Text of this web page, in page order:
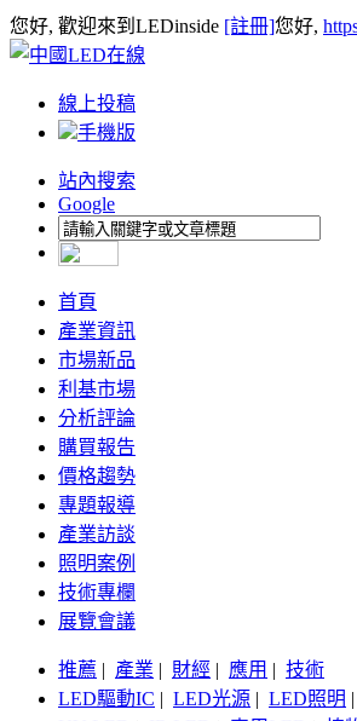
您好, 歡迎來到LEDinside [註冊]您好,
線上投稿
手機版
站內搜索
Google
首頁
產業資訊
市場新品
利基市場
分析評論
購買報告
價格趨勢
專題報導
產業訪談
照明案例
技術專欄
展覽會議
推薦 | 產業 | 財經 | 應用 | 技術
LED驅動IC | LED光源 | LED照明 |